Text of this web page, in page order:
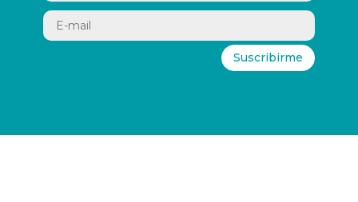
Suscribirme